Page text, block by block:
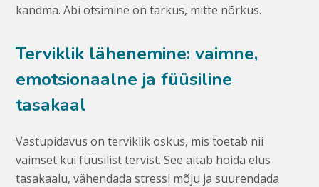
kandma. Abi otsimine on tarkus, mitte nõrkus.
Terviklik lähenemine: vaimne,
emotsionaalne ja füüsiline
tasakaal
Vastupidavus on terviklik oskus, mis toetab nii
vaimset kui füüsilist tervist. See aitab hoida elus
tasakaalu, vähendada stressi mõju ja suurendada